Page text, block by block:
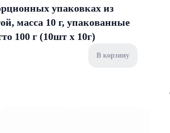
упаковках из
масса 10 г, упакованные
100 г (10шт х 10г)
В корзину